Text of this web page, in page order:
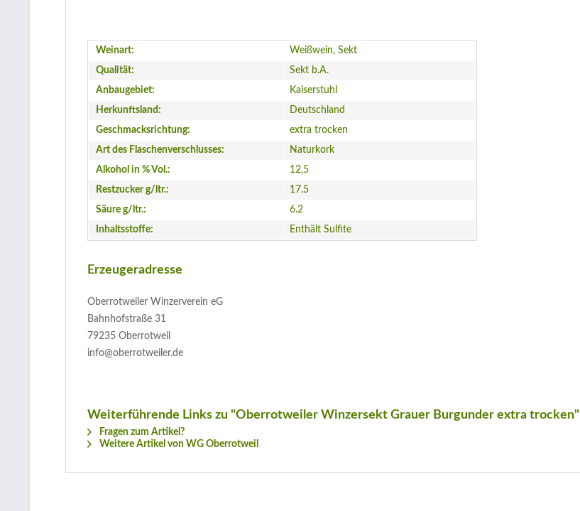
Weinart:
Weißwein, Sekt
Qualität:
Sekt b.A.
Anbaugebiet:
Kaiserstuhl
Herkunftsland:
Deutschland
Geschmacksrichtung:
extra trocken
Art des Flaschenverschlusses:
Naturkork
Alkohol in % Vol.:
12,5
Restzucker g/ltr.:
17.5
Säure g/ltr.:
6.2
Inhaltsstoffe:
Enthält Sulfite
Erzeugeradresse
Oberrotweiler Winzerverein eG
Bahnhofstraße 31
79235 Oberrotweil
info@oberrotweiler.de
Weiterführende Links zu "Oberrotweiler Winzersekt Grauer Burgunder extra trocken"
Fragen zum Artikel?
Weitere Artikel von WG Oberrotweil